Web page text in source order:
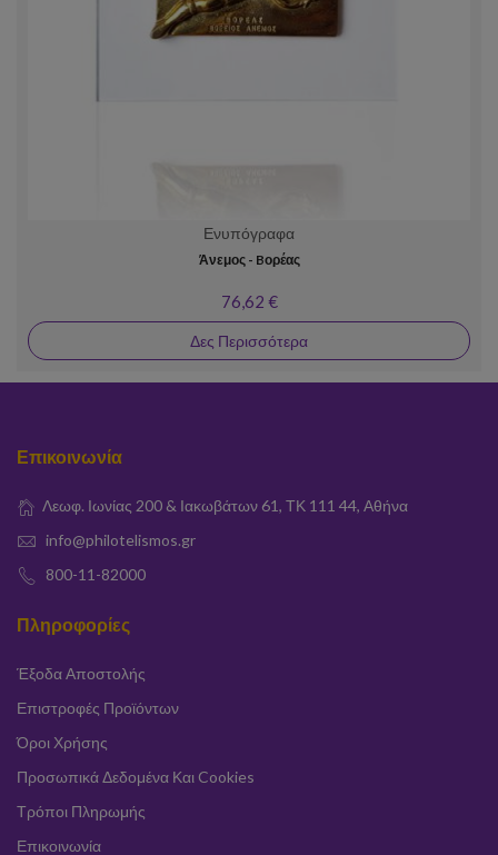
Ενυπόγραφα
Άνεμος - Bορέας
76,62 €
Δες Περισσότερα
Επικοινωνία
Λεωφ. Ιωνίας 200 & Ιακωβάτων 61, ΤΚ 111 44, Αθήνα
info@philotelismos.gr
800-11-82000
Πληροφορίες
Έξοδα Αποστολής
Επιστροφές Προϊόντων
Όροι Χρήσης
Προσωπικά Δεδομένα Και Cookies
Τρόποι Πληρωμής
Επικοινωνία